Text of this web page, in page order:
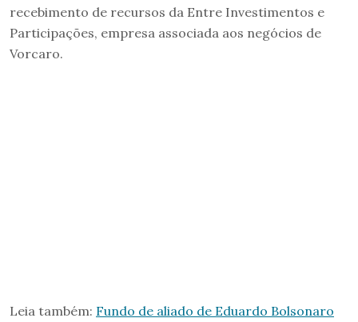
recebimento de recursos da Entre Investimentos e
Participações, empresa associada aos negócios de
Vorcaro.
Leia também: Fundo de aliado de Eduardo Bolsonaro